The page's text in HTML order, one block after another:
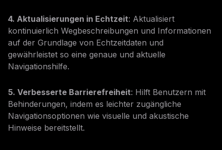
4. Aktualisierungen in Echtzeit: Aktualisiert
kontinuierlich Wegbeschreibungen und Informationen
auf der Grundlage von Echtzeitdaten und
gewährleistet so eine genaue und aktuelle
Navigationshilfe.
5. Verbesserte Barrierefreiheit: Hilft Benutzern mit
Behinderungen, indem es leichter zugängliche
Navigationsoptionen wie visuelle und akustische
Hinweise bereitstellt.